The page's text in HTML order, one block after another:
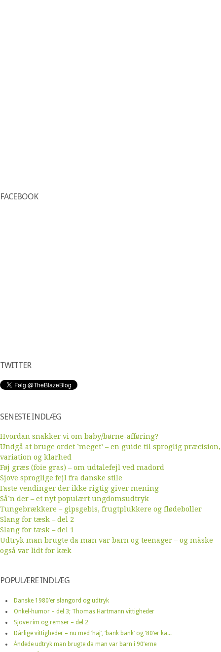
FACEBOOK
TWITTER
SENESTE INDLÆG
Hvordan snakker vi om baby/børne-afføring?
Undgå at bruge ordet ’meget’ – en guide til sproglig præcision,
variation og klarhed
Føj græs (foie gras) – om udtalefejl ved madord
Sjove sproglige fejl fra danske stile
Faste vendinger der ikke rigtig giver mening
Så’n der – et nyt populært ungdomsudtryk
Tungebrækkere – gipsgebis, frugtplukkere og flødeboller
Slang for tæsk – del 2
Slang for tæsk – del 1
Udtryk man brugte da man var barn og teenager – og måske
også var lidt for kæk
POPULÆRE INDLÆG
Danske 1980’er slangord og udtryk
Onkel-humor – del 3; Thomas Hartmann vittigheder
Sjove rim og remser – del 2
Dårlige vittigheder – nu med ‘haj’, ‘bank bank’ og ’80’er ka...
Åndede udtryk man brugte da man var barn i 90’erne